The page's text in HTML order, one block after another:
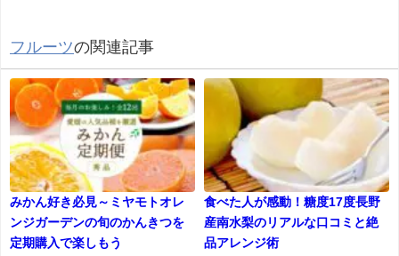
フルーツの関連記事
みかん好き必見～ミヤモトオレ
ンジガーデンの旬のかんきつを
定期購入で楽しもう
食べた人が感動！糖度17度長野
産南水梨のリアルな口コミと絶
品アレンジ術